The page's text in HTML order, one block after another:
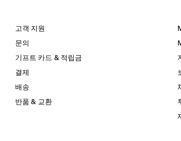
고객 지원
문의
기프트 카드 & 적립금
결제
배송
반품 & 교환